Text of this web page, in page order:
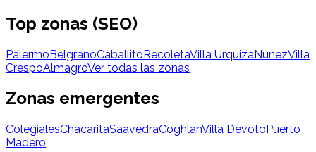
Top zonas (SEO)
PalermoBelgranoCaballitoRecoletaVilla UrquizaNunezVilla
CrespoAlmagroVer todas las zonas
Zonas emergentes
ColegialesChacaritaSaavedraCoghlanVilla Devoto Puerto
Madero